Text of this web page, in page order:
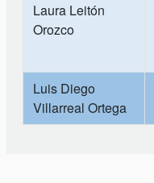
Laura Leitón
Orozco
Luis Diego
Villarreal Ortega